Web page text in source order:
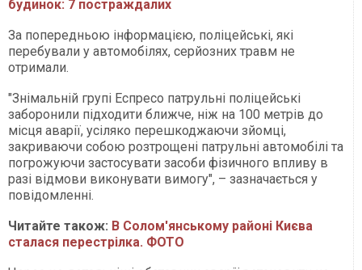
будинок: 7 постраждалих
За попередньою інформацією, поліцейські, які
перебували у автомобілях, серйозних травм не
отримали.
"Знімальній групі Еспресо патрульні поліцейські
заборонили підходити ближче, ніж на 100 метрів до
місця аварії, усіляко перешкоджаючи зйомці,
закриваючи собою розтрощені патрульні автомобілі та
погрожуючи застосувати засоби фізичного впливу в
разі відмови виконувати вимогу", – зазначається у
повідомленні.
Читайте також: В Солом'янському районі Києва
сталася перестрілка. ФОТО